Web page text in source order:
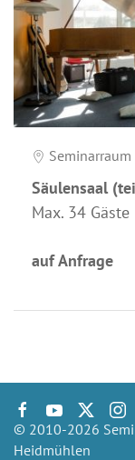
Seminarraum
Säulensaal
Max. 34
auf Anfrage
© 2010-2026
Heidmühlen